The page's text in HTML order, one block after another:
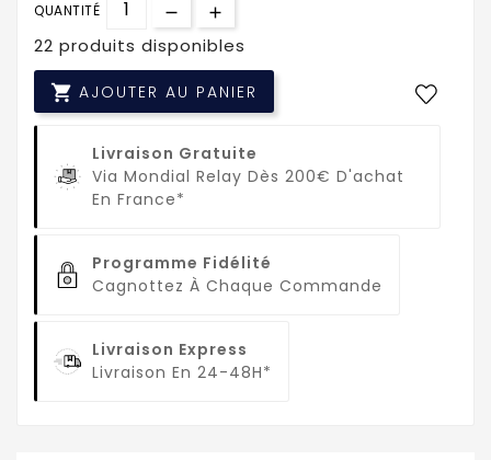
QUANTITÉ
22 produits disponibles
 AJOUTER AU PANIER
Livraison Gratuite
Via Mondial Relay Dès 200€ D'achat
En France*
Programme Fidélité
Cagnottez À Chaque Commande
Livraison Express
Livraison En 24-48H*